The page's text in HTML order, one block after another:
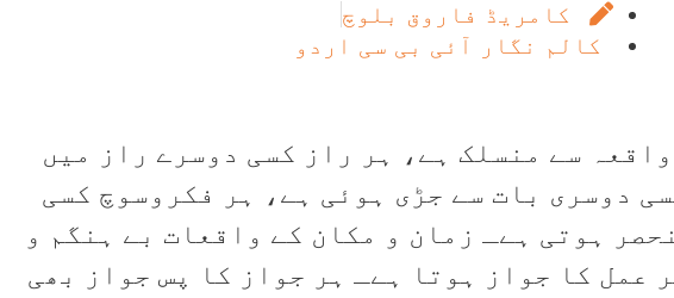
کامریڈ فاروق بلوچ
کالم نگار آئی بی سی اردو
واقعہ سے منسلک ہے، ہر راز کسی دوسرے راز میں
دوسری بات سے جڑی ہوئی ہے، ہر فکروسوچ کسی
ہوتی ہےـ زمان و مکان کے واقعات بے ہنگم و
عمل کا جواز ہوتا ہےـ ہر جواز کا پس جواز بھی